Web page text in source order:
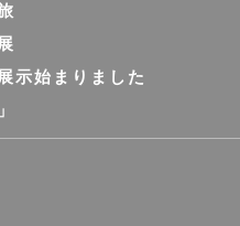
示始まりました